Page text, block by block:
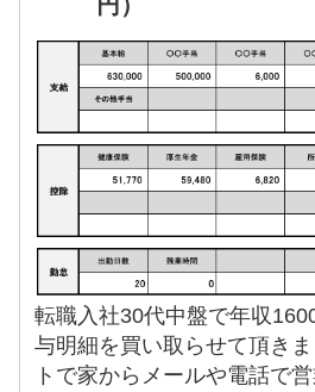
転職入社30代中盤で年収
与明細を買い取らせて頂き
トで家からメールや電話で